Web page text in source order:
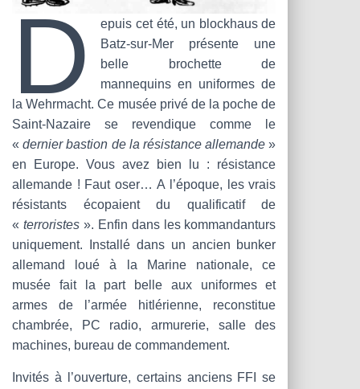
D
epuis cet été, un blockhaus de
Batz-sur-Mer présente une
belle brochette de
mannequins en uniformes de
la Wehrmacht. Ce musée privé de la poche de
Saint-Nazaire se revendique comme le
«dernier bastion de la résistance allemande »
en Europe. Vous avez bien lu : résistance
allemande ! Faut oser… A l’époque, les vrais
résistants écopaient du qualificatif de
« terroristes». Enfin dans les kommandanturs
uniquement. Installé dans un ancien bunker
allemand loué à la Marine nationale, ce
musée fait la part belle aux uniformes et
armes de l’armée hitlérienne, reconstitue
chambrée, PC radio, armurerie, salle des
machines, bureau de commandement.
Invités à l’ouverture, certains anciens FFI se